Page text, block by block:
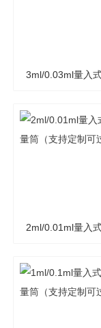
3ml/0.03ml量入
2ml/0.01ml量入